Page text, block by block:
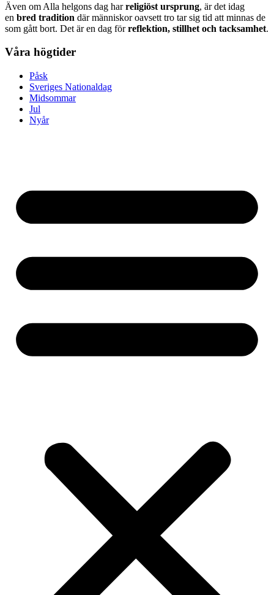
Även om Alla helgons dag harreligiöst ursprung, är det idag
en bred tradition där människor oavsett tro tar sig tid att minnas de
som gått bort. Det är en dag förreflektion, stillhet och tacksamhet.
Våra högtider
Påsk
Sveriges Nationaldag
Midsommar
Jul
Nyår